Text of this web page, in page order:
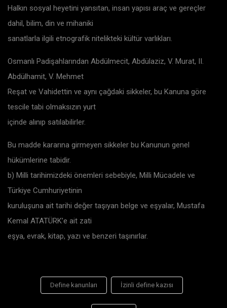
Halkın sosyal heyetini yansıtan, insan yapısı araç ve gereçler
dahil, bilim, din ve mihaniki
sanatlarla ilgili etnografik nitelikteki kültür varlıkları.
Osmanlı Padişahlarından Abdülmecit, Abdülaziz, V. Murat, II.
Abdülhamit, V. Mehmet
Reşat ve Vahidettin ve aynı çağdaki sikkeler, bu Kanuna göre
tescile tabi olmaksızın yurt
içinde alınıp satılabilirler.
Bu madde kararına girmeyen sikkeler bu Kanunun genel
hükümlerine tabidir.
b) Milli tarihimizdeki önemleri sebebiyle, Milli Mücadele ve
Türkiye Cumhuriyetinin
kuruluşuna ait tarihi değer taşıyan belge ve eşyalar, Mustafa
Kemal ATATÜRK’e ait zati
eşya, evrak, kitap, yazı ve benzeri taşınırlar.
Define kanunları İzinli define kazısı